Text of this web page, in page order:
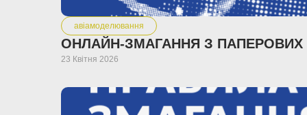
авіамоделювання
23 Квітня 2026